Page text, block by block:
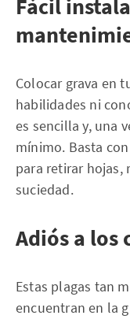
Fácil
Colocar grava en
habilidades ni
es sencilla y, una
mínimo. Basta
para retirar hojas,
suciedad.
Adiós a los
Estas plagas tan
encuentran en la